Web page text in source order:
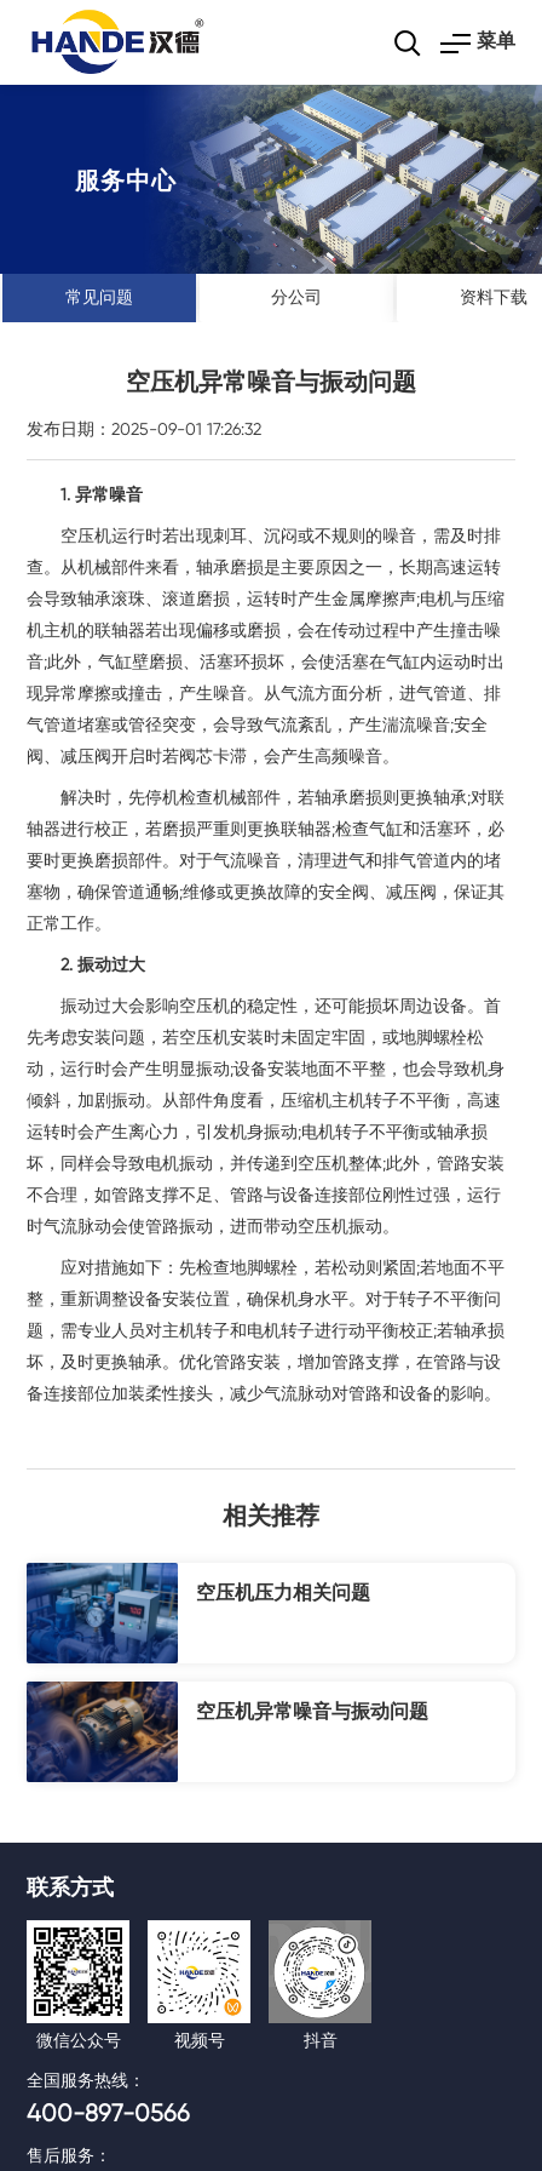
菜单
服务中心
常见问题 分公司 资料下载
空压机异常噪音与振动问题
发布日期：2025-09-01 17:26:32
1. 异常噪音
空压机运行时若出现刺耳、沉闷或不规则的噪音，需及时排
查。从机械部件来看，轴承磨损是主要原因之一，长期高速运转
会导致轴承滚珠、滚道磨损，运转时产生金属摩擦声;电机与压缩
机主机的联轴器若出现偏移或磨损，会在传动过程中产生撞击噪
音;此外，气缸壁磨损、活塞环损坏，会使活塞在气缸内运动时出
现异常摩擦或撞击，产生噪音。从气流方面分析，进气管道、排
气管道堵塞或管径突变，会导致气流紊乱，产生湍流噪音;安全
阀、减压阀开启时若阀芯卡滞，会产生高频噪音。
解决时，先停机检查机械部件，若轴承磨损则更换轴承;对联
轴器进行校正，若磨损严重则更换联轴器;检查气缸和活塞环，必
要时更换磨损部件。对于气流噪音，清理进气和排气管道内的堵
塞物，确保管道通畅;维修或更换故障的安全阀、减压阀，保证其
正常工作。
2. 振动过大
振动过大会影响空压机的稳定性，还可能损坏周边设备。首
先考虑安装问题，若空压机安装时未固定牢固，或地脚螺栓松
动，运行时会产生明显振动;设备安装地面不平整，也会导致机身
倾斜，加剧振动。从部件角度看，压缩机主机转子不平衡，高速
运转时会产生离心力，引发机身振动;电机转子不平衡或轴承损
坏，同样会导致电机振动，并传递到空压机整体;此外，管路安装
不合理，如管路支撑不足、管路与设备连接部位刚性过强，运行
时气流脉动会使管路振动，进而带动空压机振动。
应对措施如下：先检查地脚螺栓，若松动则紧固;若地面不平
整，重新调整设备安装位置，确保机身水平。对于转子不平衡问
题，需专业人员对主机转子和电机转子进行动平衡校正;若轴承损
坏，及时更换轴承。优化管路安装，增加管路支撑，在管路与设
备连接部位加装柔性接头，减少气流脉动对管路和设备的影响。
相关推荐
空压机压力相关问题
空压机异常噪音与振动问题
联系方式
微信公众号 视频号 抖音
全国服务热线：
400-897-0566
售后服务：